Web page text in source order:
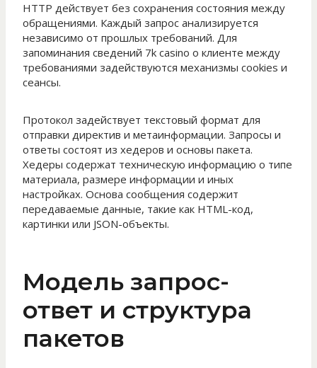
HTTP действует без сохранения состояния между
обращениями. Каждый запрос анализируется
независимо от прошлых требований. Для
запоминания сведений 7k casino о клиенте между
требованиями задействуются механизмы cookies и
сеансы.
Протокол задействует текстовый формат для
отправки директив и метаинформации. Запросы и
ответы состоят из хедеров и основы пакета.
Хедеры содержат техническую информацию о типе
материала, размере информации и иных
настройках. Основа сообщения содержит
передаваемые данные, такие как HTML-код,
картинки или JSON-объекты.
Модель запрос-
ответ и структура
пакетов